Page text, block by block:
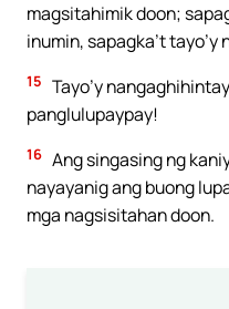
magsitahimik doon;
inumin, sapagka’t
15 Tayo’y
panglulupaypay!
16 Ang singasing ng
nayayanig ang buong
mga nagsisitahan doon.